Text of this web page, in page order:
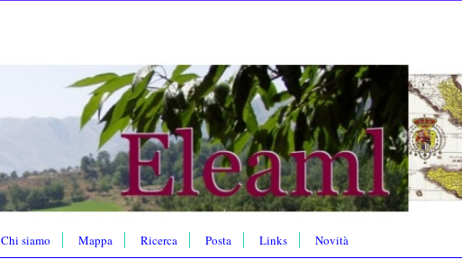
Chi siamo Mappa Ricerca Posta Links Novità